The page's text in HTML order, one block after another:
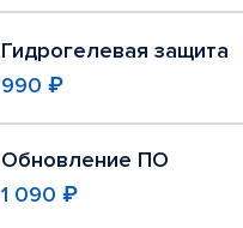
Гидрогелевая защита
990 ₽
Обновление ПО
1 090 ₽